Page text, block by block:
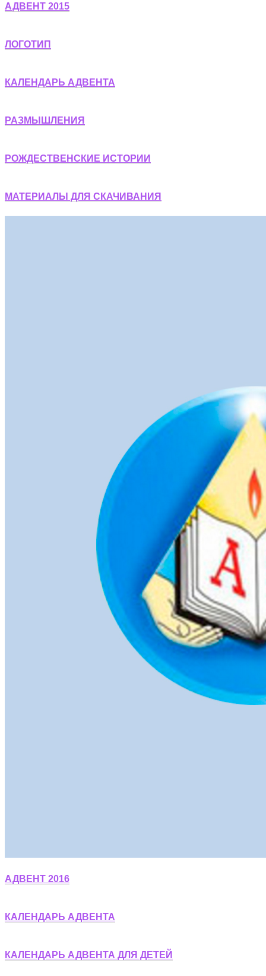
АДВЕНТ 2015
ЛОГОТИП
КАЛЕНДАРЬ АДВЕНТА
РАЗМЫШЛЕНИЯ
РОЖДЕСТВЕНСКИЕ ИСТОРИИ
МАТЕРИАЛЫ ДЛЯ СКАЧИВАНИЯ
АДВЕНТ 2016
КАЛЕНДАРЬ АДВЕНТА
КАЛЕНДАРЬ АДВЕНТА ДЛЯ ДЕТЕЙ